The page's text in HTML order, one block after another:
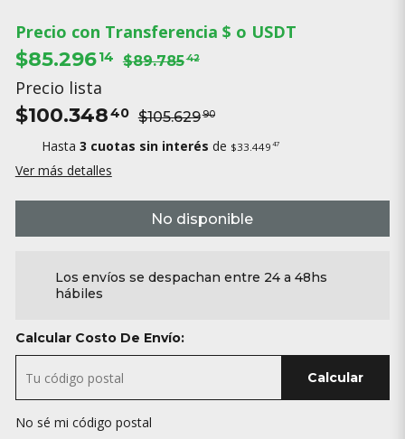
Precio con Transferencia $ o USDT
$85.29614 $89.78542
Precio lista
$100.34840 $105.62990
Hasta 3 cuotas sin interés de $33.449 47
Ver más detalles
No disponible
Los envíos se despachan entre 24 a 48hs
hábiles
Calcular Costo De Envío:
Calcular
No sé mi código postal